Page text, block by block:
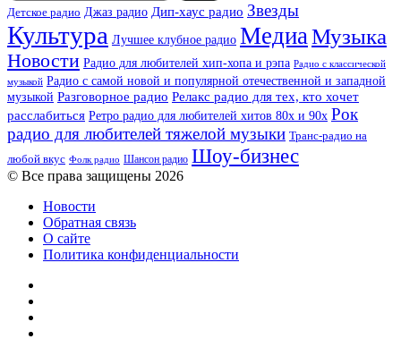
Детское радио Джаз радио Дип-хаус радио Звезды
Культура Лучшее клубное радио МедиаМузыка
Новости Радио для любителей хип-хопа и рэпа Радио с классической
музыкой Радио с самой новой и популярной отечественной и западной
музыкой Разговорное радио Релакс радио для тех, кто хочет
расслабиться Ретро радио для любителей хитов 80х и 90х Рок
радио для любителей тяжелой музыки Транс-радио на
любой вкус Фолк радио Шансон радио Шоу-бизнес
© Все права защищены 2026
Новости
Обратная связь
О сайте
Политика конфиденциальности